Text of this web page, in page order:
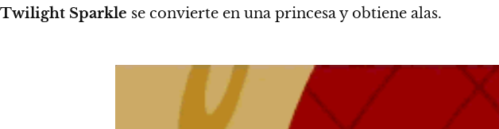
Twilight Sparkle se convierte en una princesa y obtiene alas.